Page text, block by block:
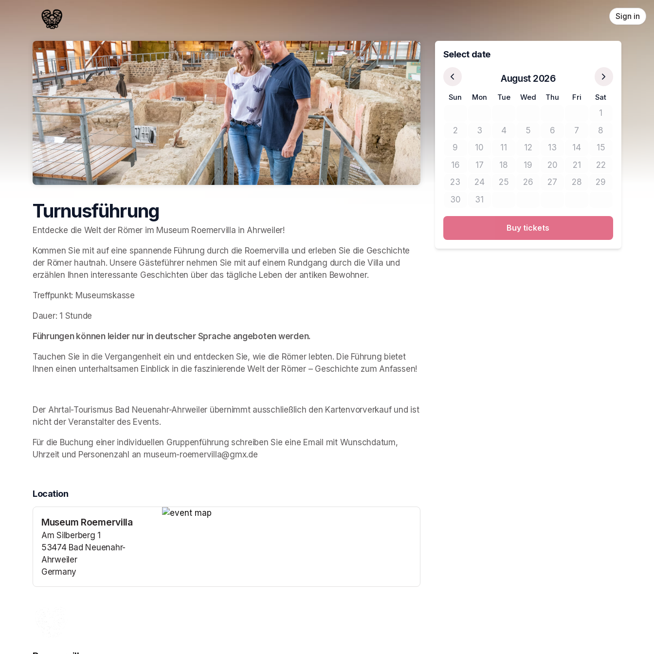
Sign in
Turnusführung
Entdecke die Welt der Römer im Museum Roemervilla in Ahrweiler!
Kommen Sie mit auf eine spannende Führung durch die Roemervilla und erleben Sie die Geschichte
der Römer hautnah. Unsere Gästeführer nehmen Sie mit auf einem Rundgang durch die Villa und
erzählen Ihnen interessante Geschichten über das tägliche Leben der antiken Bewohner.
Treffpunkt: Museumskasse
Dauer: 1 Stunde
Führungen können leider nur in deutscher Sprache angeboten werden.
Tauchen Sie in die Vergangenheit ein und entdecken Sie, wie die Römer lebten. Die Führung bietet
Ihnen einen unterhaltsamen Einblick in die faszinierende Welt der Römer – Geschichte zum Anfassen!
Der Ahrtal-Tourismus Bad Neuenahr-Ahrweiler übernimmt ausschließlich den Kartenvorverkauf und ist
nicht der Veranstalter des Events.
Für die Buchung einer individuellen Gruppenführung schreiben Sie eine Email mit Wunschdatum,
Uhrzeit und Personenzahl an museum-roemervilla@gmx.de
Location
Museum Roemervilla
Am Silberberg 1
53474 Bad Neuenahr-
Ahrweiler
Germany
(opens in a new tab)
Select date
August 2026
Sun Mon Tue Wed Thu Fri Sat
1No tickets
2No tickets available
3No tickets available
4No tickets available
5No tickets available
6No tickets available
7No tickets available
8No tickets
9No tickets available
10No tickets available
11No tickets available
12No tickets available
13No tickets available
14No tickets available
15No tickets
16No tickets available
17No tickets available
18No tickets available
19No tickets available
20No tickets available
21No tickets available
22No tickets
23No tickets available
24No tickets available
25No tickets available
26No tickets available
27No tickets available
28No tickets available
29No tickets
30No tickets available
31No tickets available
Buy tickets